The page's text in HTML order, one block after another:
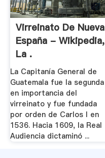
Virreinato De Nueva
España - Wikipedia,
La .
La Capitanía General de
Guatemala fue la segunda
en importancia del
virreinato y fue fundada
por orden de Carlos I en
1536. Hacia 1609, la Real
Audiencia dictaminó ...